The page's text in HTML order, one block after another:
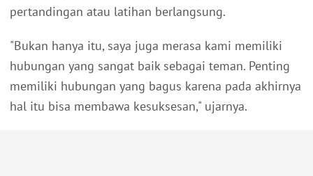
pertandingan atau latihan berlangsung.
"Bukan hanya itu, saya juga merasa kami memiliki
hubungan yang sangat baik sebagai teman. Penting
memiliki hubungan yang bagus karena pada akhirnya
hal itu bisa membawa kesuksesan," ujarnya.